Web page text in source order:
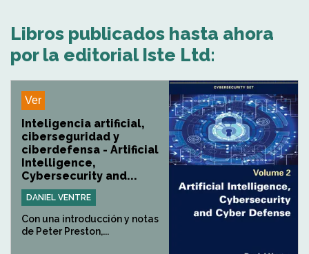
Libros publicados hasta ahora
por la editorial Iste Ltd:
Ver
Inteligencia artificial,
ciberseguridad y
ciberdefensa - Artificial
Intelligence,
Cybersecurity and...
DANIEL VENTRE
Con una introducción y notas
de Peter Preston,...